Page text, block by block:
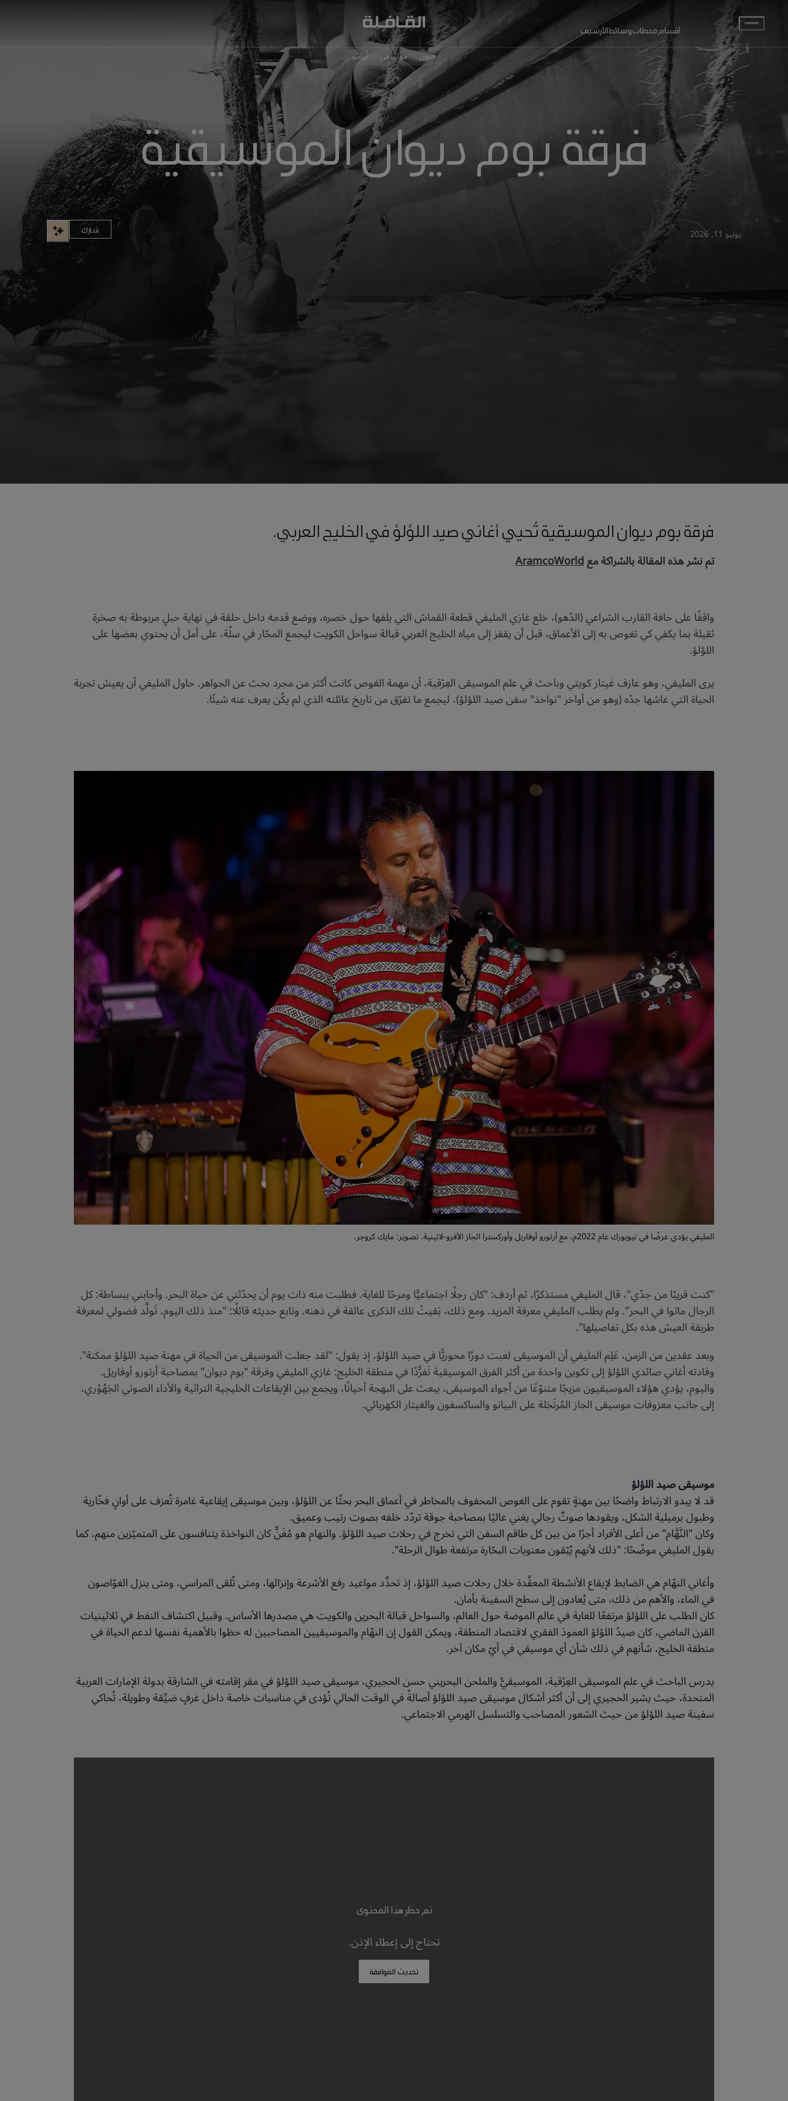
انتقل إلى المحتوى الرئيسي
أقسام محطاتوسائطالأرشيف
فنون موسيقى تُراث
فرقة بوم ديوان الموسيقية
يونيو 11, 2026 شارك
فرقة بوم ديوان الموسيقية تُحيي أغاني صيد اللؤلؤ في الخليج العربي.
تم نشر هذه المقالة بالشراكة معAramcoWorld
واقفًا على حافة القارب الشراعي (الدّهو)، خلع غازي المليفي قطعة القماش التي يلفها حول خصره، ووضع قدمه داخل حلقة في نهاية حبلٍ مربوطة به صخرة
ثقيلة بما يكفي كي تغوص به إلى الأعماق، قبل أن يقفز إلى مياه الخليج العربي قبالة سواحل الكويت ليجمع المحّار في سلّة، على أمل أن يحتوي بعضها على
اللؤلؤ.
يرى المليفي، وهو عازف غيتار كويتي وباحث في علم الموسيقى العِرْقية، أن مهمة الغوص كانت أكثر من مجرد بحث عن الجواهر. حاول المليفي أن يعيش تجربة
الحياة التي عاشها جدّه (وهو من أواخر "نواخذ" سفن صيد اللؤلؤ)، ليجمع ما تفرّق من تاريخ عائلته الذي لم يكُن يعرف عنه شيئًا.
المليفي يؤدي عرضًا في نيويورك عام 2022م، مع أرتورو أوفاريل وأوركسترا الجاز الأفرو-لاتينية. تصوير: مايك كروجر.
"كنت قريبًا من جدّي"، قال المليفي مستذكرًا، ثم أردف: "كان رجلًا اجتماعيًّا ومرحًا للغاية. فطلبت منه ذات يوم أن يحدّثني عن حياة البحر. وأجابني ببساطة: كل
الرجال ماتوا في البحر". ولم يطلب المليفي معرفة المزيد. ومع ذلك، بَقيتْ تلك الذكرى عالقة في ذهنه. وتابع حديثه قائلًا: "منذ ذلك اليوم، تَولَّد فضولي لمعرفة
طريقة العيش هذه بكل تفاصيلها".
وبعد عقدين من الزمن، عَلِم المليفي أن الموسيقى لعبت دورًا محوريًّا في صيد اللؤلؤ، إذ يقول: "لقد جعلت الموسيقى من الحياة في مهنة صيد اللؤلؤ ممكنة".
وقادته أغاني صائدي اللؤلؤ إلى تكوين واحدة من أكثر الفرق الموسيقية تَفرُّدًا في منطقة الخليج: غازي المليفي وفرقة "بوم ديوان" بمصاحبة أرتورو أوفاريل.
واليوم، يؤدي هؤلاء الموسيقيون مزيجًا متنوّعًا من أجواء الموسيقى، يبعث على البهجة أحيانًا، ويجمع بين الإيقاعات الخليجية التراثية والأداء الصوتي الجَهُوْري،
إلى جانب معزوفات موسيقى الجاز المُرتَجَلة على البيانو والساكسفون والغيتار الكهربائي.
موسيقى صيد اللؤلؤ
قد لا يبدو الارتباط واضحًا بين مهنةٍ تقوم على الغوص المحفوف بالمخاطر في أعماق البحر بحثًا عن اللؤلؤ، وبين موسيقى إيقاعية غامرة تُعزف على أوانٍ فخّارية
وطبول برميلية الشكل، ويقودها صوتٌ رجالي يغني عاليًا بمصاحبة جوقة تردّد خلفه بصوت رتيب وعميق.
وكان "النَّهَّام" من أعلى الأفراد أجرًا من بين كل طاقم السفن التي تخرج في رحلات صيد اللؤلؤ. والنهام هو مُغَنٍّ كان النواخذة يتنافسون على المتميّزين منهم، كما
يقول المليفي موضّحًا: "ذلك لأنهم يُبْقون معنويات البحّارة مرتفعة طوال الرحلة".
وأغاني النهّام هي الضابط لإيقاع الأنشطة المعقَّدة خلال رحلات صيد اللؤلؤ، إذ تحدِّد مواعيد رفع الأشرعة وإنزالها، ومتى تُلقى المراسي، ومتى ينزل الغوّاصون
في الماء، والأهم من ذلك، متى يُعادون إلى سطح السفينة بأمان.
كان الطلب على اللؤلؤ مرتفعًا للغاية في عالم الموضة حول العالم، والسواحل قبالة البحرين والكويت هي مصدرها الأساس. وقبيل اكتشاف النفط في ثلاثينيات
القرن الماضي، كان صيدُ اللؤلؤ العمودَ الفقري لاقتصاد المنطقة، ويمكن القول إن النهّام والموسيقيين المصاحبين له حظوا بالأهمية نفسها لدعم الحياة في
منطقة الخليج، شأنهم في ذلك شأن أي موسيقي في أيّ مكان آخر.
يدرس الباحث في علم الموسيقى العِرْقية، الموسيقيُّ والملحن البحريني حسن الحجيري، موسيقى صيد اللؤلؤ في مقر إقامته في الشارقة بدولة الإمارات العربية
المتحدة، حيث يشير الحجيري إلى أن أكثر أشكال موسيقى صيد اللؤلؤ أصالةً في الوقت الحالي تُؤدى في مناسبات خاصة داخل غرفٍ ضيِّقة وطويلة، تُحاكي
سفينة صيد اللؤلؤ من حيث الشعور المصاحب والتسلسل الهرمي الاجتماعي.
تم حظر هذا المحتوى
تحتاج إلى إعطاء الإذن.
تحديث الموافقة